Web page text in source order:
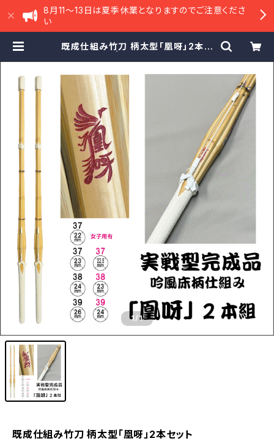
8月11〜13日は夏季休業となりますのでご注意くださ
い
既成仕組み竹刀 柄太型「凰呀」2本セ
1 /1
既成仕組み竹刀 柄太型「凰呀」2本セット